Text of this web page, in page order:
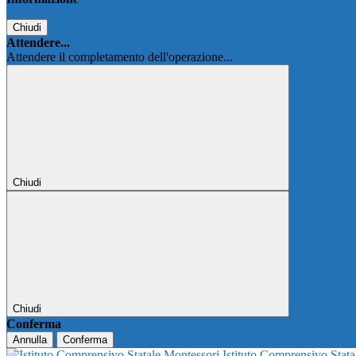
Chiudi
Attendere...
Attendere il completamento dell'operazione...
Chiudi
Chiudi
Conferma
Annulla Conferma